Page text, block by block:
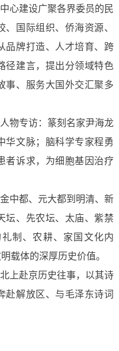
建设广聚各界委员的民
国际组织、侨海资源、
品牌打造、人才培育、跨
径建言，提出分领域特色
事、服务大国外交汇聚多
物专访：篆刻名家尹海龙
华文脉；脑科学专家程勇
者诉求，为细胞基因治疗
中都、元大都到明清、新
坛、先农坛、太庙、紫禁
制、农耕、家国文化内
载体的深厚历史价值。
上赴京历史往事，以其诗
赴解放区、与毛泽东诗词